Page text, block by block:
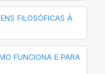
FILOSÓFICAS À
FUNCIONA E PARA